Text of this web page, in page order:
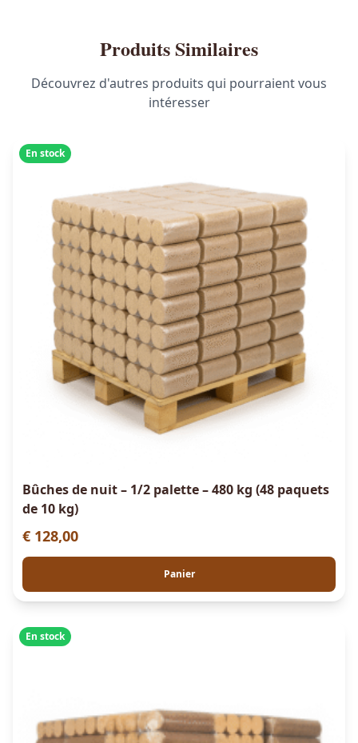
Produits Similaires
Découvrez d'autres produits qui pourraient vous
intéresser
En stock
Bûches de nuit – 1/2 palette – 480 kg (48 paquets
de 10 kg)
€ 128,00
Panier
En stock